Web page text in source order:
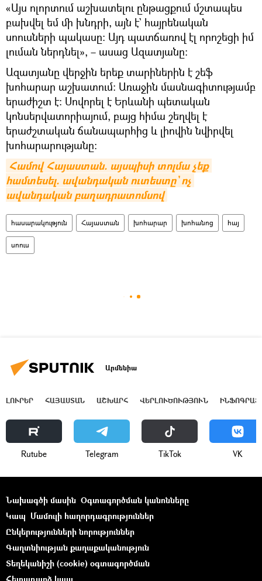
«Այս ոլորտում աշխատելու ընթացքում մշտապես
բախվել եմ մի խնդրի, այն է` հայրենական
սոուսների պակասը։ Այդ պատճառով էլ որոշեցի իմ
լուման ներդնել», – ասաց Ազատյանը։
Ազատյանը վերջին երեք տարիներին է շեֆ
խոհարար աշխատում։ Առաջին մասնագիտությամբ
երաժիշտ է։ Սովորել է Երևանի պետական
կոնսերվատորիայում, բայց հիմա շեղվել է
երաժշտական ճանապարհից և լիովին նվիրվել
խոհարարությանը։
Համով Հայաստան. այսպիսի տոլմա չեք
համտեսել. ավանդական ուտեստը` ոչ
ավանդական բաղադրատոմսով
հասարակություն Հայաստան խոհարար խոհանոց հայ
սոուս
Արմենիա
ԼՈՒՐԵՐ ՀԱՅԱՍՏԱՆ ԱՇԽԱՐՀ ՎԵՐԼՈՒԾՈՒԹՅՈՒՆ
Rutube Telegram ТikТоk VK
Նախագծի մասին Օգտագործման կանոնները
Կապ Մամուլի հաղորդագրություններ
Ընկերությունների նորություններ
Գաղտնիության քաղաքականություն
Տեղեկանիշի (cookie) օգտագործման